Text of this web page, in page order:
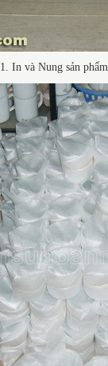
1. In và Nung sản phẩm